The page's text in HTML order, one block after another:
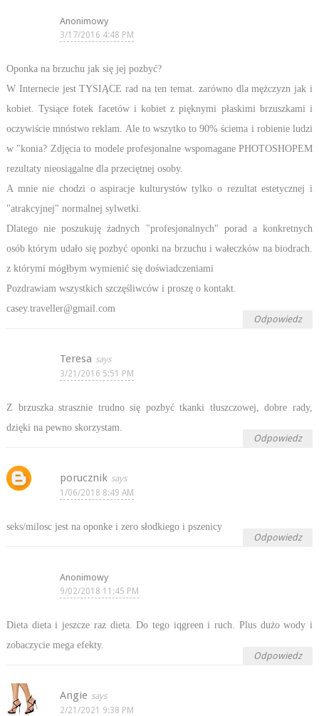
Anonimowy
3/17/2016 4:48 PM
Oponka na brzuchu jak się jej pozbyć?
W Internecie jest TYSIĄCE rad na ten temat. zarówno dla mężczyzn jak i
kobiet. Tysiące fotek facetów i kobiet z pięknymi płaskimi brzuszkami i
oczywiście mnóstwo reklam. Ale to wszytko to 90% ściema i robienie ludzi
w "konia? Zdjęcia to modele profesjonalne wspomagane PHOTOSHOPEM
rezultaty nieosiągalne dla przeciętnej osoby.
A mnie nie chodzi o aspiracje kulturystów tylko o rezultat estetycznej i
"atrakcyjnej" normalnej sylwetki.
Dlatego nie poszukuję żadnych "profesjonalnych" porad a konkretnych
osób którym udało się pozbyć oponki na brzuchu i wałeczków na biodrach.
z którymi mógłbym wymienić się doświadczeniami
Pozdrawiam wszystkich szczęśliwców i proszę o kontakt.
casey.traveller@gmail.com
Odpowiedz
Teresa
3/21/2016 5:51 PM
Z brzuszka strasznie trudno się pozbyć tkanki tłuszczowej, dobre rady,
dzięki na pewno skorzystam.
Odpowiedz
porucznik
1/06/2018 8:49 AM
seks/milosc jest na oponke i zero słodkiego i pszenicy
Odpowiedz
Anonimowy
9/02/2018 11:45 PM
Dieta dieta i jeszcze raz dieta. Do tego iqgreen i ruch. Plus dużo wody i
zobaczycie mega efekty.
Odpowiedz
Angie
2/21/2021 9:38 PM